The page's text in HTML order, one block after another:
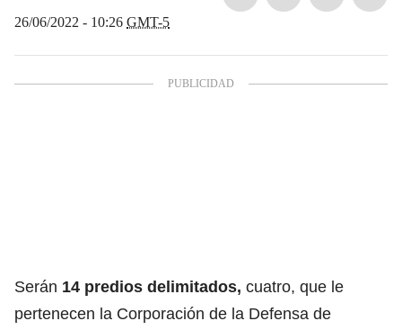
26/06/2022 - 10:26 GMT-5
Serán 14 predios delimitados, cuatro, que le
pertenecen la Corporación de la Defensa de